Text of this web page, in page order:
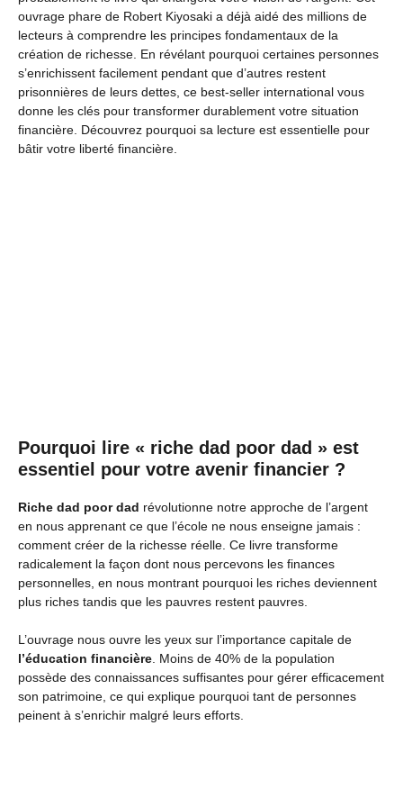
ouvrage phare de Robert Kiyosaki a déjà aidé des millions de
lecteurs à comprendre les principes fondamentaux de la
création de richesse. En révélant pourquoi certaines personnes
s’enrichissent facilement pendant que d’autres restent
prisonnières de leurs dettes, ce best-seller international vous
donne les clés pour transformer durablement votre situation
financière. Découvrez pourquoi sa lecture est essentielle pour
bâtir votre liberté financière.
Pourquoi lire « riche dad poor dad » est
essentiel pour votre avenir financier ?
Riche dad poor dad révolutionne notre approche de l’argent
en nous apprenant ce que l’école ne nous enseigne jamais :
comment créer de la richesse réelle. Ce livre transforme
radicalement la façon dont nous percevons les finances
personnelles, en nous montrant pourquoi les riches deviennent
plus riches tandis que les pauvres restent pauvres.
L’ouvrage nous ouvre les yeux sur l’importance capitale de
l’éducation financière . Moins de 40% de la population
possède des connaissances suffisantes pour gérer efficacement
son patrimoine, ce qui explique pourquoi tant de personnes
peinent à s’enrichir malgré leurs efforts.